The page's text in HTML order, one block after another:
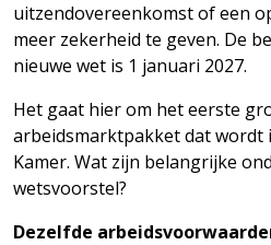
uitzendovereenkomst of een
meer zekerheid te geven. De
nieuwe wet is 1 januari 2027.
Het gaat hier om het eerste
arbeidsmarktpakket dat wordt
Kamer. Wat zijn belangrijke
wetsvoorstel?
Dezelfde